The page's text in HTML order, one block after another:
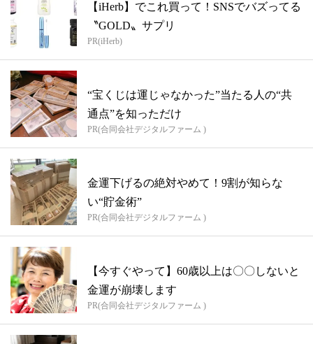
【iHerb】でこれ買って！SNSでバズってる
〝GOLD〟サプリ
PR(iHerb)
“宝くじは運じゃなかった”当たる人の“共
通点”を知っただけ
PR(合同会社デジタルファーム )
金運下げるの絶対やめて！9割が知らな
い“貯金術”
PR(合同会社デジタルファーム )
【今すぐやって】60歳以上は〇〇しないと
金運が崩壊します
PR(合同会社デジタルファーム )